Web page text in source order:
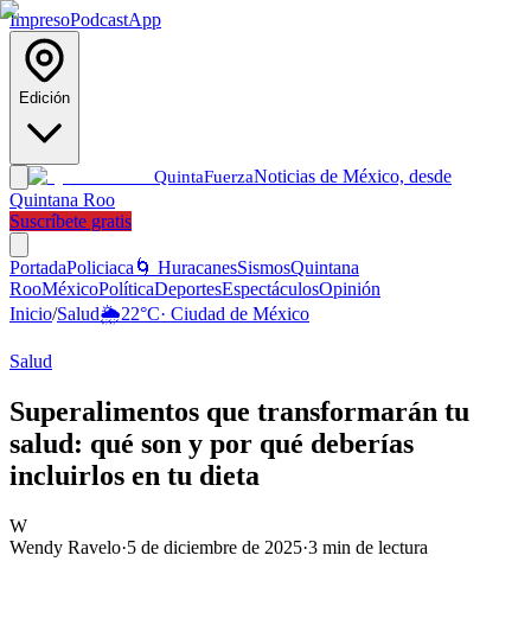
ImpresoPodcastApp
Edición
QuintaFuerzaNoticias de México, desde
Quintana Roo
Suscríbete gratis
PortadaPoliciaca 🌀 HuracanesSismosQuintana
RooMéxicoPolíticaDeportesEspectáculosOpinión
Inicio/Salud🌦️22°C· Ciudad de México
Salud
Superalimentos que transformarán tu
salud: qué son y por qué deberías
incluirlos en tu dieta
W
Wendy Ravelo·5 de diciembre de 2025·3 min de lectura